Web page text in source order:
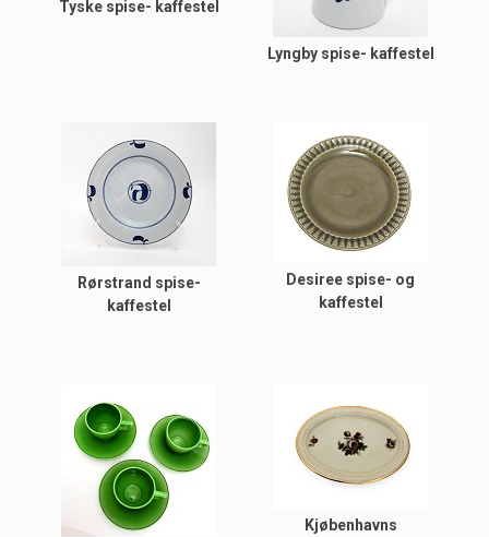
Tyske spise- kaffestel
Lyngby spise- kaffestel
Rørstrand spise-
kaffestel
Desiree spise- og
kaffestel
Kjøbenhavns